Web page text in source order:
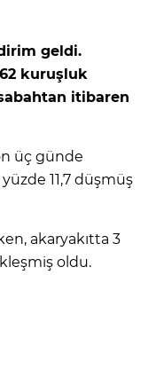
geldi.
kuruşluk
itibaren
üç günde
11,7 düşmüş
akaryakıtta 3
oldu.